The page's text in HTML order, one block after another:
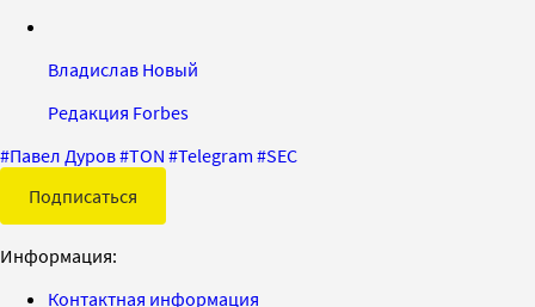
Владислав Новый
Редакция Forbes
#Павел Дуров#TON #Telegram #SEC
Подписаться
Информация:
Контактная информация